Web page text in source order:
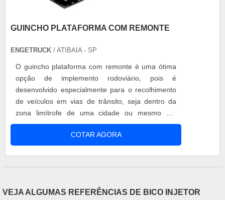
GUINCHO PLATAFORMA COM REMONTE
ENGETRUCK / ATIBAIA - SP
O guincho plataforma com remonte é uma ótima
opção de implemento rodoviário, pois é
desenvolvido especialmente para o recolhimento
de veículos em vias de trânsito, seja dentro da
zona limítrofe de uma cidade ou mesmo em
estradas e rodovias. Características do guincho
plataforma com remonte Para garantir as
melhores soluções em guincho plataforma, o ideal
COTAR AGORA
VEJA ALGUMAS REFERÊNCIAS DE BICO INJETOR